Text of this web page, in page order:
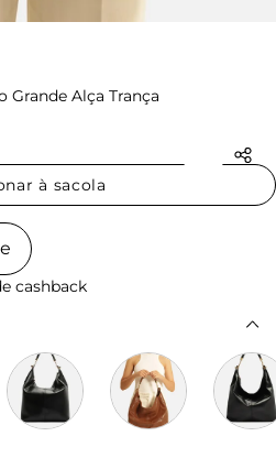
Grande Alça Trança
à sacola
cashback